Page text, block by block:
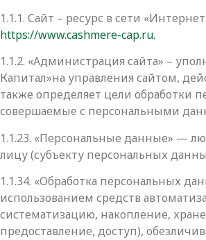
1.1.1. Сайт – ресурс в сети
https://www.cashmere-cap.ru.
1.1.2. «Администрация сайта» –
Капитал»на управления сайтом,
также определяет цели обработки
совершаемые с персональными
1.1.23. «Персональные данные» —
лицу (субъекту персональных
1.1.34. «Обработка персональных
использованием средств
систематизацию, накопление,
предоставление, доступ),